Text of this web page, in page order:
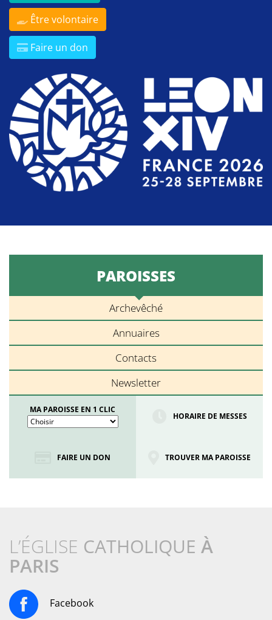
Être volontaire
Faire un don
PAROISSES
Archevêché
Annuaires
Contacts
Newsletter
MA PAROISSE EN 1 CLIC
HORAIRE DE MESSES
FAIRE UN DON TROUVER MA PAROISSE
L’ÉGLISE CATHOLIQUE À
PARIS
Facebook